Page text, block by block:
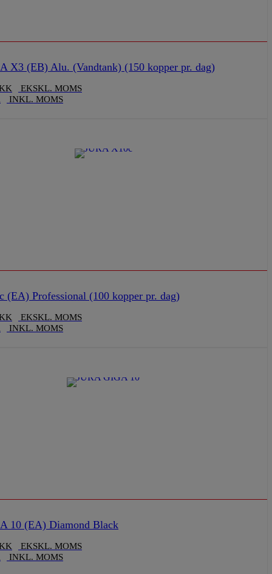
X3 (EB) Alu. (Vandtank) (150 kopper pr. dag)
EKSKL. MOMS
INKL. MOMS
(EA) Professional (100 kopper pr. dag)
EKSKL. MOMS
INKL. MOMS
10 (EA) Diamond Black
EKSKL. MOMS
INKL. MOMS